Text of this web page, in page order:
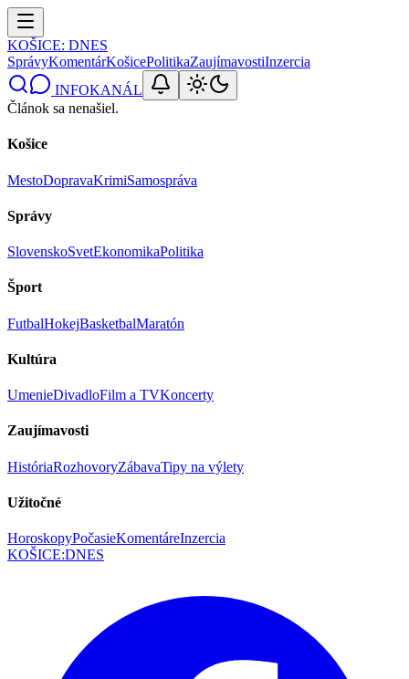
KOŠICE: DNES
SprávyKomentárKošicePolitikaZaujímavostiInzercia
INFOKANÁL
Článok sa nenašiel.
Košice
MestoDopravaKrimiSamospráva
Správy
SlovenskoSvetEkonomikaPolitika
Šport
FutbalHokejBasketbalMaratón
Kultúra
UmenieDivadloFilm a TVKoncerty
Zaujímavosti
HistóriaRozhovoryZábavaTipy na výlety
Užitočné
HoroskopyPočasieKomentáreInzercia
KOŠICE:DNES